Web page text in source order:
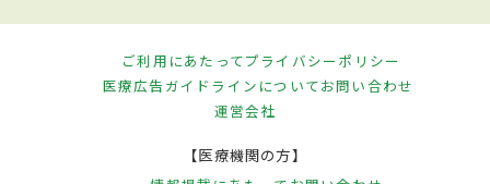
ご利用にあたってプライバシーポリシー
医療広告ガイドラインについてお問い合わせ
運営会社
【医療機関の方】